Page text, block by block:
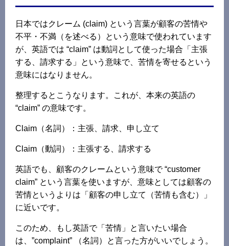
日本ではクレーム (claim) という言葉が顧客の苦情や
不平・不満（を述べる）という意味で使われています
が、英語では “claim” は動詞として使った場合「主張
する、請求する」という意味で、苦情を寄せるという
意味にはなりません。
整理するとこうなります。これが、本来の英語の
“claim” の意味です。
Claim（名詞）：主張、請求、申し立て
Claim（動詞）：主張する、請求する
英語でも、顧客のクレームという意味で “customer
claim” という言葉を使いますが、意味としては顧客の
苦情というよりは「顧客の申し立て（苦情も含む）」
に近いです。
このため、もし英語で「苦情」と言いたい場合
は、”complaint” （名詞）と言った方がいいでしょう。